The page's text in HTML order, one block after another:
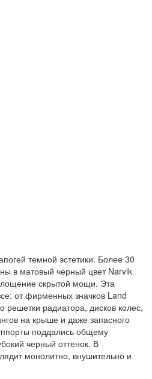
темной эстетики. Более 30
в матовый черный цвет Narvik
скрытой мощи. Эта
от фирменных значков Land
радиатора, дисков колес,
на крыше и даже запасного
поддались общему
черный оттенок. В
монолитно, внушительно и